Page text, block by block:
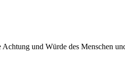
und Würde des Menschen